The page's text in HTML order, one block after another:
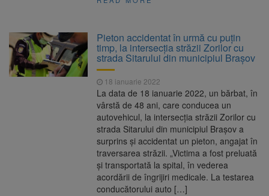
Pieton accidentat în urmă cu puțin
timp, la intersecția străzii Zorilor cu
strada Sitarului din municipiul Brașov
18 ianuarie 2022
La data de 18 ianuarie 2022, un bărbat, în
vârstă de 48 ani, care conducea un
autovehicul, la intersecția străzii Zorilor cu
strada Sitarului din municipiul Brașov a
surprins și accidentat un pieton, angajat în
traversarea străzii. „Victima a fost preluată
și transportată la spital, în vederea
acordării de îngrijiri medicale. La testarea
conducătorului auto […]